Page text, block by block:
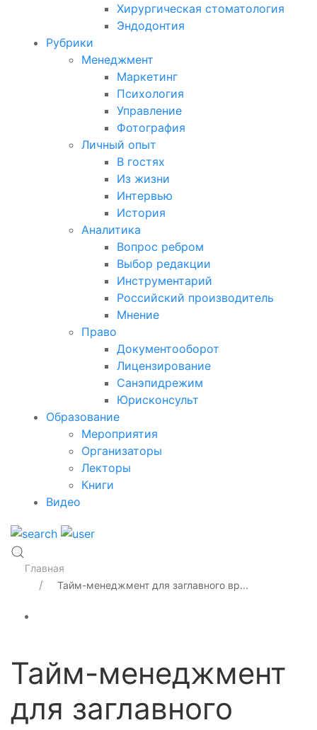
Хирургическая стоматология
Эндодонтия
Рубрики
Менеджмент
Маркетинг
Психология
Управление
Фотография
Личный опыт
В гостях
Из жизни
Интервью
История
Аналитика
Вопрос ребром
Выбор редакции
Инструментарий
Российский производитель
Мнение
Право
Документооборот
Лицензирование
Санэпидрежим
Юрисконсульт
Образование
Мероприятия
Организаторы
Лекторы
Книги
Видео
Главная
Тайм-менеджмент для заглавного вр...
Тайм-менеджмент
для заглавного